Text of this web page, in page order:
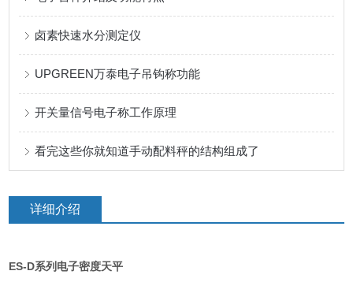
卤素快速水分测定仪
UPGREEN万泰电子吊钩称功能
开关量信号电子称工作原理
看完这些你就知道手动配料秤的结构组成了
详细介绍
ES-D系列电子密度天平